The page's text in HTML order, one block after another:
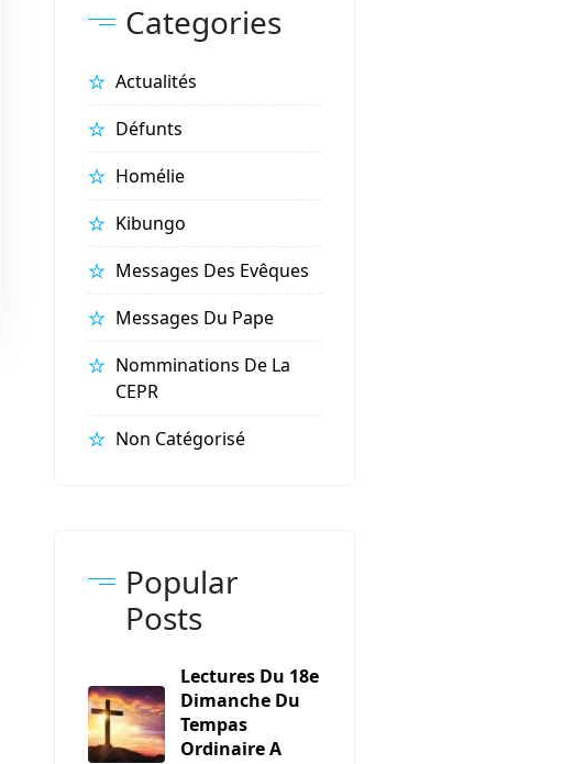
Categories
Actualités
Défunts
Homélie
Kibungo
Messages Des Evêques
Messages Du Pape
Nomminations De La
CEPR
Non Catégorisé
Popular
Posts
Lectures Du 18e
Dimanche Du
Tempas
Ordinaire A